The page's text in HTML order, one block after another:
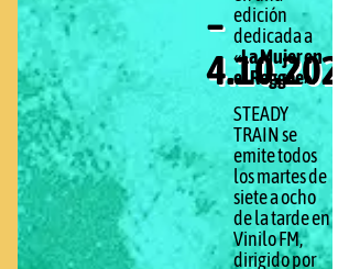
–
4.10.2022
edición
dedicada a
«La Mujer en
el Reggae».
STEADY
TRAIN se
emite todos
los martes de
siete a ocho
de la tarde en
Vinilo FM,
dirigido por